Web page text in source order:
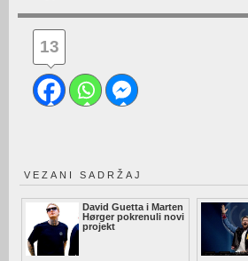
13
VEZANI SADRŽAJ
David Guetta i Marten
Hørger pokrenuli novi
projekt